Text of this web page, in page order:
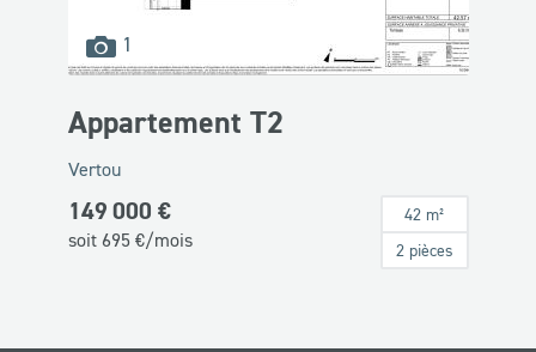
1
disponibles
Appartement T2
Vertou
149 000 €
soit 695€/mois
42 m²
2 pièces